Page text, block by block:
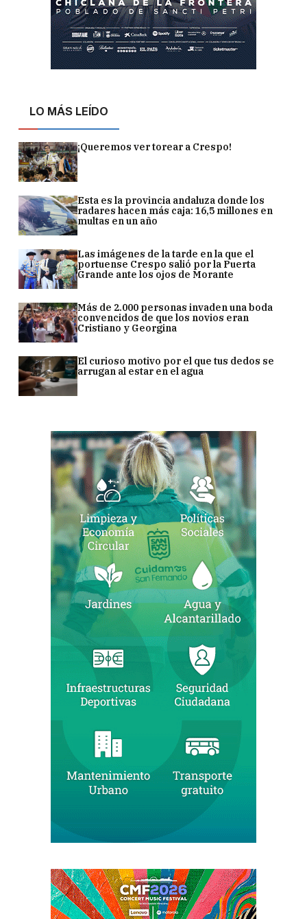
LO MÁS LEÍDO
¡Queremos ver torear a Crespo!
Esta es la provincia andaluza donde los
radares hacen más caja: 16,5 millones en
multas en un año
Las imágenes de la tarde en la que el
portuense Crespo salió por la Puerta
Grande ante los ojos de Morante
Más de 2.000 personas invaden una boda
convencidos de que los novios eran
Cristiano y Georgina
El curioso motivo por el que tus dedos se
arrugan al estar en el agua